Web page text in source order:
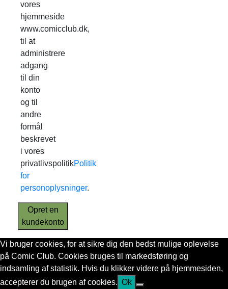
vores
hjemmeside
www.comicclub.dk,
til at
administrere
adgang
til din
konto
og til
andre
formål
beskrevet
i vores
privatlivspolitikPolitik
for
personoplysninger.
Opret en
kundekonto
Vi bruger cookies, for at sikre dig den bedst mulige oplevelse
på Comic Club. Cookies bruges til markedsføring og
indsamling af statistik. Hvis du klikker videre på hjemmesiden,
accepterer du brugen af cookies. Ok